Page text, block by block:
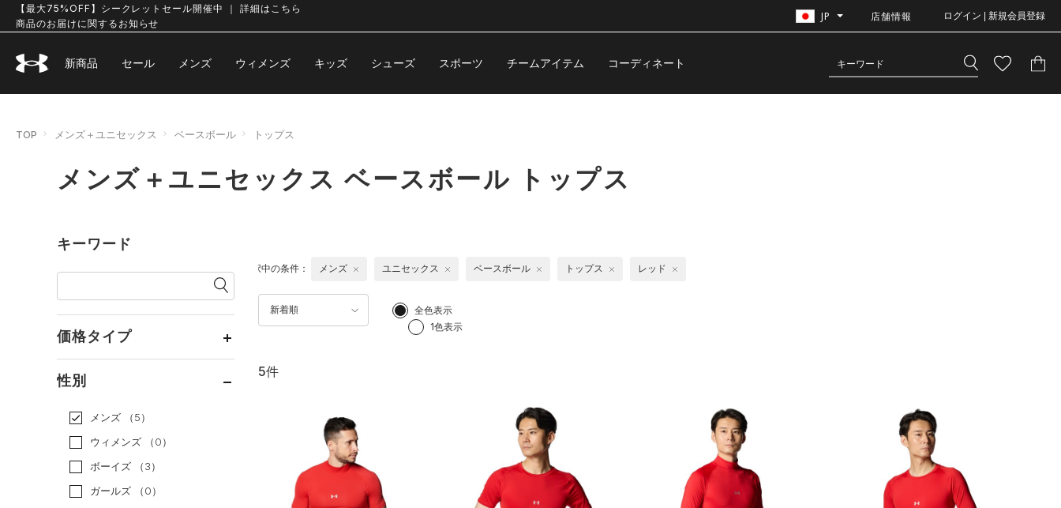
【最大75%OFF】シークレットセール開催中 ｜ 詳細はこちら
商品のお届けに関するお知らせ
JP 店舗情報 ログイン | 新規会員登録
新商品 セール メンズ ウィメンズ キッズ シューズ スポーツ チームアイテム コーディネート
TOP メンズ＋ユニセックス ベースボール トップス
メンズ＋ユニセックス ベースボール トップス
キーワード
価格タイプ
性別
メンズ
（5）
ウィメンズ
（0）
ボーイズ
（3）
ガールズ
（0）
新着順
全色表示
1色表示
選択中の条件： メンズ ユニセックス ベースボール トップス レッド
5件